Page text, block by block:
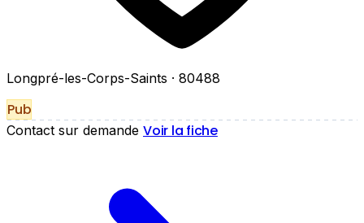
Longpré-les-Corps-Saints · 80488
Pub
Contact sur demande Voir la fiche